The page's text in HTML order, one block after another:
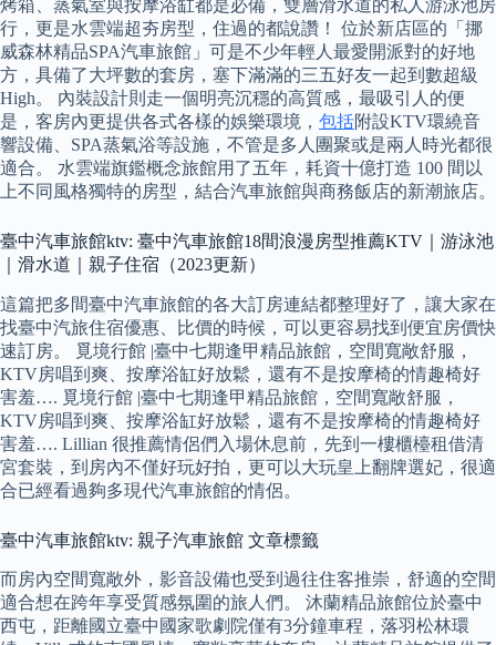
烤箱、蒸氣室與按摩浴缸都是必備，雙層滑水道的私人游泳池房
行，更是水雲端超夯房型，住過的都說讚！ 位於新店區的「挪
威森林精品SPA汽車旅館」可是不少年輕人最愛開派對的好地
方，具備了大坪數的套房，塞下滿滿的三五好友一起到數超級
High。 內裝設計則走一個明亮沉穩的高質感，最吸引人的便
是，客房內更提供各式各樣的娛樂環境， 包括附設KTV環繞音
響設備、SPA蒸氣浴等設施，不管是多人團聚或是兩人時光都很
適合。 水雲端旗鑑概念旅館用了五年，耗資十億打造 100 間以
上不同風格獨特的房型，結合汽車旅館與商務飯店的新潮旅店。
臺中汽車旅館ktv: 臺中汽車旅館18間浪漫房型推薦KTV｜游泳池
｜滑水道｜親子住宿（2023更新）
這篇把多間臺中汽車旅館的各大訂房連結都整理好了，讓大家在
找臺中汽旅住宿優惠、比價的時候，可以更容易找到便宜房價快
速訂房。 覓境行館 |臺中七期逢甲精品旅館，空間寬敞舒服，
KTV房唱到爽、按摩浴缸好放鬆，還有不是按摩椅的情趣椅好
害羞…. 覓境行館 |臺中七期逢甲精品旅館，空間寬敞舒服，
KTV房唱到爽、按摩浴缸好放鬆，還有不是按摩椅的情趣椅好
害羞…. Lillian 很推薦情侶們入場休息前，先到一樓櫃檯租借清
宮套裝，到房內不僅好玩好拍，更可以大玩皇上翻牌選妃，很適
合已經看過夠多現代汽車旅館的情侶。
臺中汽車旅館ktv: 親子汽車旅館 文章標籤
而房內空間寬敞外，影音設備也受到過往住客推崇，舒適的空間
適合想在跨年享受質感氛圍的旅人們。 沐蘭精品旅館位於臺中
西屯，距離國立臺中國家歌劇院僅有3分鐘車程，落羽松林環